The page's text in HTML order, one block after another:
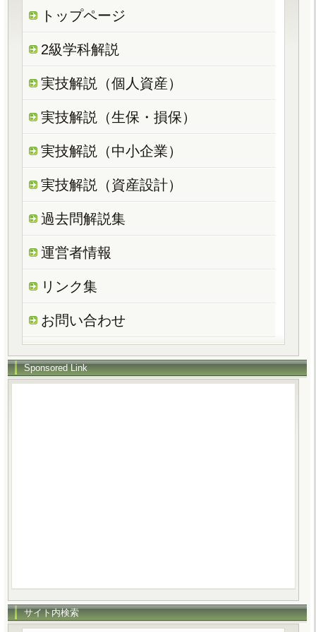
トップページ
2級学科解説
実技解説（個人資産）
実技解説（生保・損保）
実技解説（中小企業）
実技解説（資産設計）
過去問解説集
運営者情報
リンク集
お問い合わせ
Sponsored Link
サイト内検索